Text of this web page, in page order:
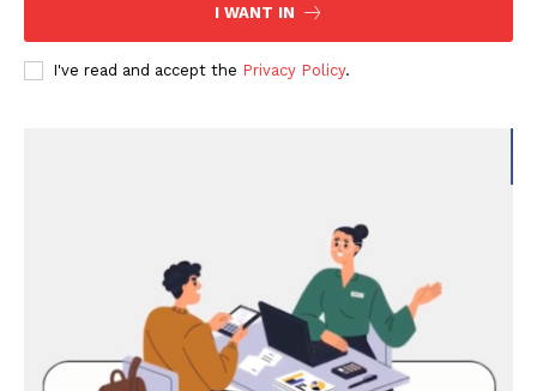
I WANT IN
I've read and accept the Privacy Policy.